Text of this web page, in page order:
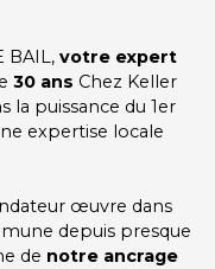
BAIL, votre expert
30 ans Chez Keller
la puissance du 1er
expertise locale
œuvre dans
depuis presque
de notre ancrage